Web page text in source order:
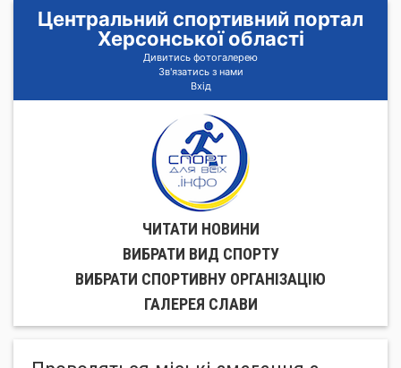
Центральний спортивний портал
Херсонської області
Дивитись фотогалерею
Зв'язатись з нами
Вхід
ЧИТАТИ НОВИНИ
ВИБРАТИ ВИД СПОРТУ
ВИБРАТИ СПОРТИВНУ ОРГАНIЗАЦIЮ
ГАЛЕРЕЯ СЛАВИ